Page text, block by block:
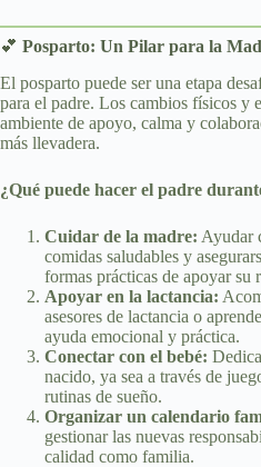
💕 Posparto: Un Pilar para la
El posparto puede ser una etapa
para el padre. Los cambios físicos y
ambiente de apoyo, calma y
más llevadera.
¿Qué puede hacer el padre
Cuidar de la madre: Ayudar
comidas saludables y
formas prácticas de apoyar su
Apoyar en la lactancia:
asesores de lactancia o
ayuda emocional y práctica.
Conectar con el bebé:
nacido, ya sea a través de
rutinas de sueño.
Organizar un calendario
gestionar las nuevas
calidad como familia.